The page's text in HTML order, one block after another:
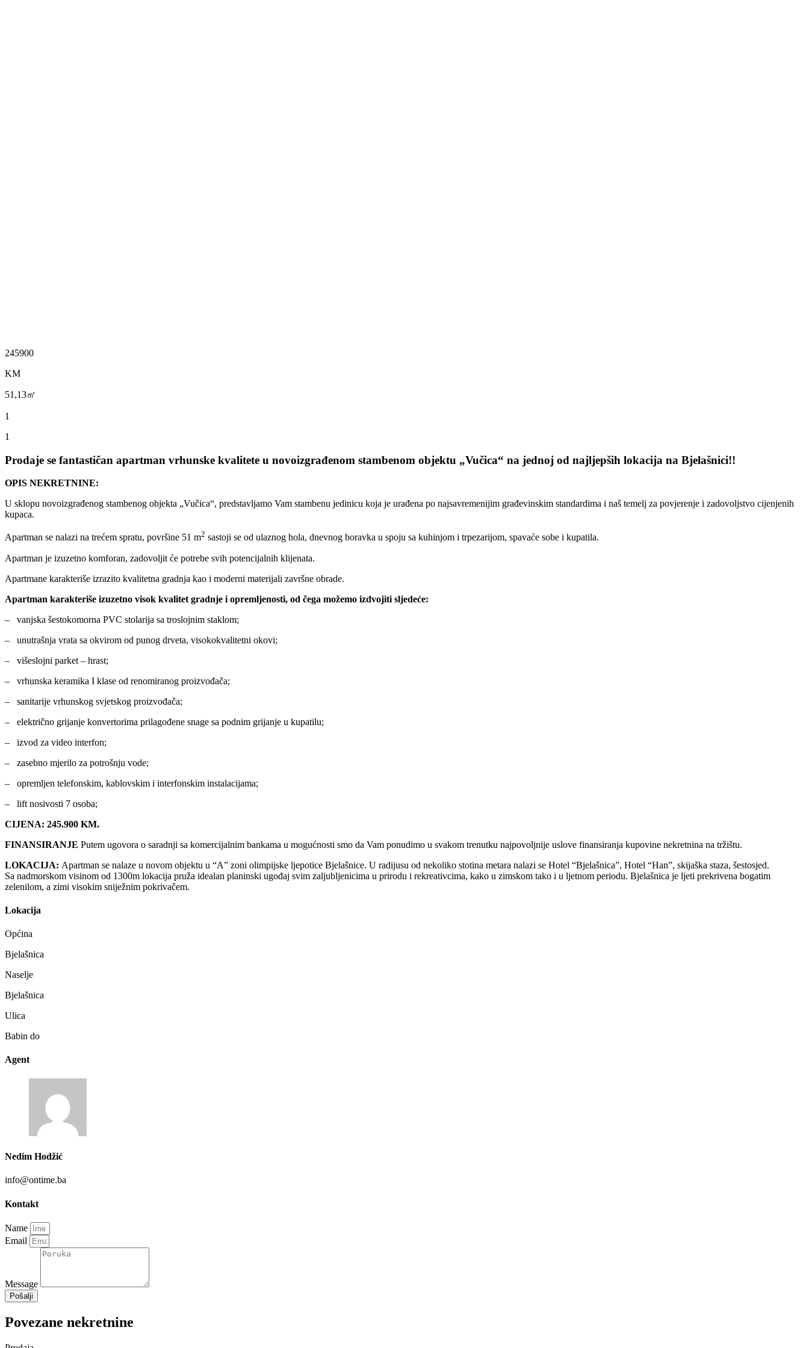
245900
KM
51,13㎡
1
1
Prodaje se fantastičan apartman vrhunske kvalitete u novoizgrađenom stambenom objektu „Vučica“ na jednoj od najljepših lokacija na Bjelašnici!!
OPIS NEKRETNINE:
U sklopu novoizgrađenog stambenog objekta „Vučica“, predstavljamo Vam stambenu jedinicu koja je urađena po najsavremenijim građevinskim standardima i naš temelj za povjerenje i zadovoljstvo cijenjenih
kupaca.
Apartman se nalazi na trećem spratu, površine 51 m2 sastoji se od ulaznog hola, dnevnog boravka u spoju sa kuhinjom i trpezarijom, spavaće sobe i kupatila.
Apartman je izuzetno komforan, zadovoljit će potrebe svih potencijalnih klijenata.
Apartmane karakteriše izrazito kvalitetna gradnja kao i moderni materijali završne obrade.
Apartman karakteriše izuzetno visok kvalitet gradnje i opremljenosti, od čega možemo izdvojiti sljedeće:
– vanjska šestokomorna PVC stolarija sa troslojnim staklom;
– unutrašnja vrata sa okvirom od punog drveta, visokokvalitetni okovi;
– višeslojni parket – hrast;
– vrhunska keramika I klase od renomiranog proizvođača;
– sanitarije vrhunskog svjetskog proizvođača;
– električno grijanje konvertorima prilagođene snage sa podnim grijanje u kupatilu;
– izvod za video interfon;
– zasebno mjerilo za potrošnju vode;
– opremljen telefonskim, kablovskim i interfonskim instalacijama;
– lift nosivosti 7 osoba;
CIJENA: 245.900 KM.
FINANSIRANJE Putem ugovora o saradnji sa komercijalnim bankama u mogućnosti smo da Vam ponudimo u svakom trenutku najpovoljnije uslove finansiranja kupovine nekretnina na tržištu.
LOKACIJA: Apartman se nalaze u novom objektu u “A” zoni olimpijske ljepotice Bjelašnice. U radijusu od nekoliko stotina metara nalazi se Hotel “Bjelašnica”, Hotel “Han”, skijaška staza, šestosjed.
Sa nadmorskom visinom od 1300m lokacija pruža idealan planinski ugođaj svim zaljubljenicima u prirodu i rekreativcima, kako u zimskom tako i u ljetnom periodu. Bjelašnica je ljeti prekrivena bogatim
zelenilom, a zimi visokim sniježnim pokrivačem.
Lokacija
Općina
Bjelašnica
Naselje
Bjelašnica
Ulica
Babin do
Agent
Nedim Hodžić
info@ontime.ba
Kontakt
Name
Email
Message
Pošalji
Povezane nekretnine